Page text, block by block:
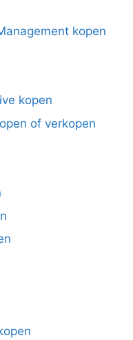
kopen
kopen
of verkopen